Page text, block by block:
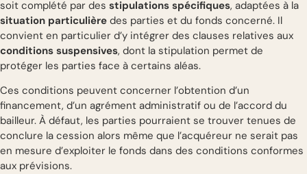
soit complété par des stipulations spécifiques, adaptées à la
situation particulière des parties et du fonds concerné. Il
convient en particulier d’y intégrer des clauses relatives aux
conditions suspensives, dont la stipulation permet de
protéger les parties face à certains aléas.
Ces conditions peuvent concerner l’obtention d’un
financement, d’un agrément administratif ou de l’accord du
bailleur. À défaut, les parties pourraient se trouver tenues de
conclure la cession alors même que l’acquéreur ne serait pas
en mesure d’exploiter le fonds dans des conditions conformes
aux prévisions.